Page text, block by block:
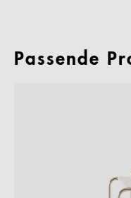
Passende